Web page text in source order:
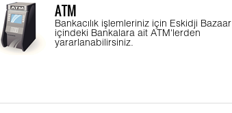
ATM
Bankacılık işlemleriniz için Eskidji Bazaar
içindeki Bankalara ait ATM'lerden
yararlanabilirsiniz.